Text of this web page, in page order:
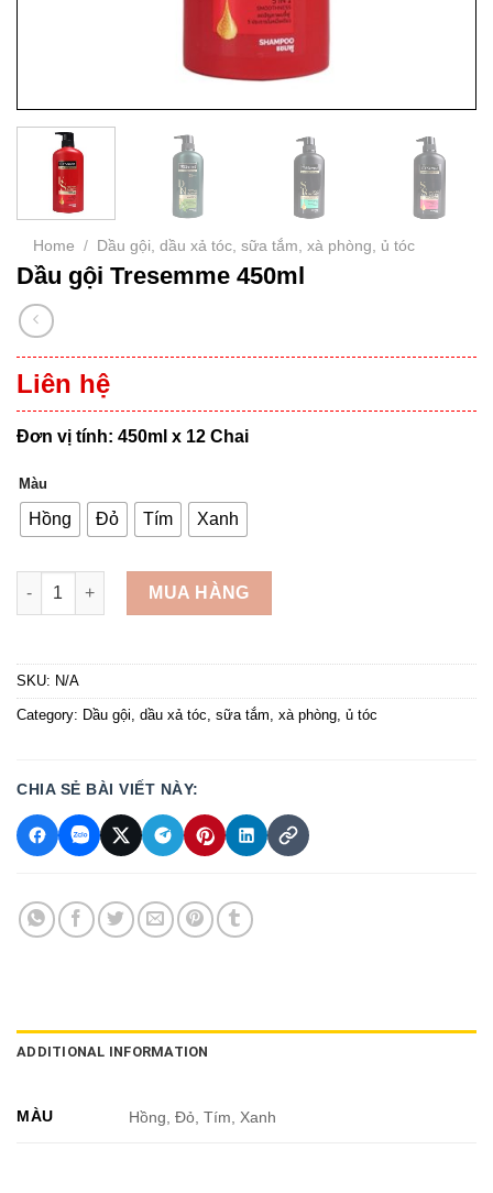
Home / Dầu gội, dầu xả tóc, sữa tắm, xà phòng, ủ tóc
Dầu gội Tresemme 450ml
Liên hệ
Đơn vị tính: 450ml x 12 Chai
Màu
Hồng Đỏ Tím Xanh
Dầu gội Tresemme 450ml quantity
MUA HÀNG
SKU: N/A
Category: Dầu gội, dầu xả tóc, sữa tắm, xà phòng, ủ tóc
CHIA SẺ BÀI VIẾT NÀY:
ADDITIONAL INFORMATION
MÀU Hồng, Đỏ, Tím, Xanh